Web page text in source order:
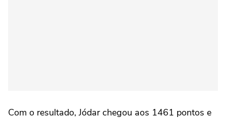
Com o resultado, Jódar chegou aos 1461 pontos e